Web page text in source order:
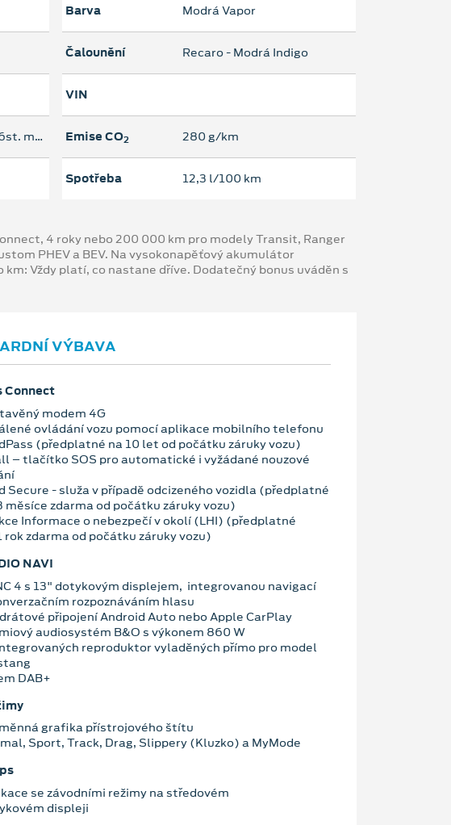
TREMEC® TR-3160 6st. manuální
Barva Modrá Vapor
Čalounění Recaro - Modrá Indigo
VIN
Emise CO2 280 g/km
Spotřeba 12,3 l/100 km
4 roky nebo 200 000 km pro modely Transit, Ranger
PHEV a BEV. Na vysokonapěťový akumulátor
Vždy platí, co nastane dříve. Dodatečný bonus uváděn s
VÝBAVA
Connect
modem 4G
ovládání vozu pomocí aplikace mobilního telefonu
(předplatné na 10 let od počátku záruky vozu)
– tlačítko SOS pro automatické i vyžádané nouzové
Secure - služa v případě odcizeného vozidla (předplatné
měsíce zdarma od počátku záruky vozu)
Informace o nebezpečí v okolí (LHI) (předplatné
rok zdarma od počátku záruky vozu)
NAVI
4 s 13" dotykovým displejem, integrovanou navigací
rozpoznáváním hlasu
připojení Android Auto nebo Apple CarPlay
audiosystém B&O s výkonem 860 W
reproduktor vyladěných přímo pro model
DAB+
grafika přístrojového štítu
Sport, Track, Drag, Slippery (Kluzko) a MyMode
se závodními režimy na středovém
displeji